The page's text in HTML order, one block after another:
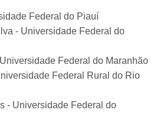
Federal do Piauí
- Universidade Federal do
Federal do Maranhão
Federal Rural do Rio
- Universidade Federal do